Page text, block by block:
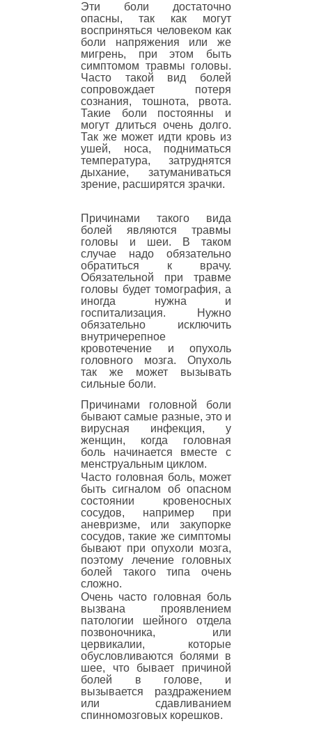
Эти боли достаточно
опасны, так как могут
восприняться человеком как
боли напряжения или же
мигрень, при этом быть
симптомом травмы головы.
Часто такой вид болей
сопровождает потеря
сознания, тошнота, рвота.
Такие боли постоянны и
могут длиться очень долго.
Так же может идти кровь из
ушей, носа, подниматься
температура, затруднятся
дыхание, затуманиваться
зрение, расширятся зрачки.
Причинами такого вида
болей являются травмы
головы и шеи. В таком
случае надо обязательно
обратиться к врачу.
Обязательной при травме
головы будет томография, а
иногда нужна и
госпитализация. Нужно
обязательно исключить
внутричерепное
кровотечение и опухоль
головного мозга. Опухоль
так же может вызывать
сильные боли.
Причинами головной боли
бывают самые разные, это и
вирусная инфекция, у
женщин, когда головная
боль начинается вместе с
менструальным циклом.
Часто головная боль, может
быть сигналом об опасном
состоянии кровеносных
сосудов, например при
аневризме, или закупорке
сосудов, такие же симптомы
бывают при опухоли мозга,
поэтому лечение головных
болей такого типа очень
сложно.
Очень часто головная боль
вызвана проявлением
патологии шейного отдела
позвоночника, или
цервикалии, которые
обусловливаются болями в
шее, что бывает причиной
болей в голове, и
вызывается раздражением
или сдавливанием
спинномозговых корешков.